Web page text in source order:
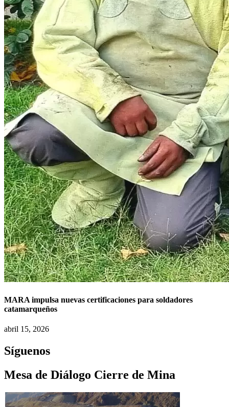
MARA impulsa nuevas certificaciones para soldadores
catamarqueños
abril 15, 2026
Síguenos
Mesa de Diálogo Cierre de Mina